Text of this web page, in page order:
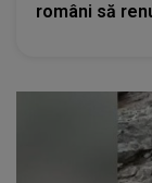
români să